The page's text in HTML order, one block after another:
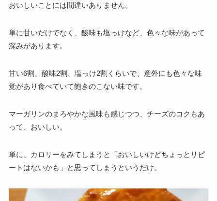
おいしいことには間違いありません。
単に甘いだけでなく、酸味も塩っけなど、色々な味があって
深みがあります。
甘い6割、酸味2割、塩っけ2割くらいで、意外にも色々な味
覚があり食べていて飽きのこない味です。
マーガリンのまろやかな風味も感じつつ、チーズのコクもあ
って、おいしい。
単に、カロリーをみてしまうと「おいしいけどちょっとリピ
ートはないかも」と思ってしまうというだけ。